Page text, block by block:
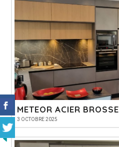
METEOR ACIER BROSSE
3 OCTOBRE 2025